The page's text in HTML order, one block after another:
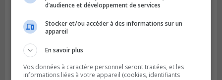
d’audience et développement de services
Stocker et/ou accéder à des informations sur un
appareil
En savoir plus
Vos données à caractère personnel seront traitées, et les
informations liées à votre appareil (cookies, identifiants